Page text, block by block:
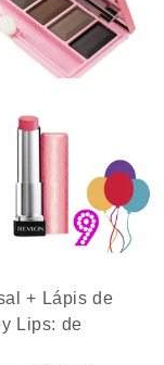
+ Lápis de
Lips: de